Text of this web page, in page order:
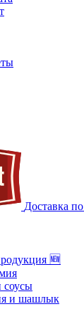
Доставка
🆕
и шашлык